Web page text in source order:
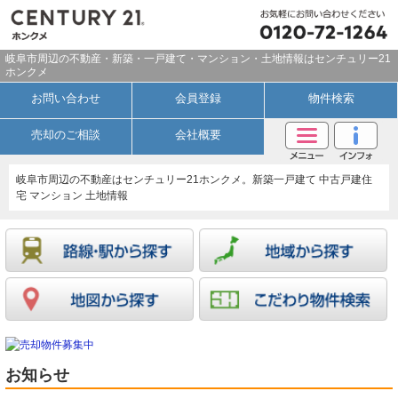
岐阜市周辺の不動産・新築・一戸建て・マンション・土地情報はセンチュリー21
ホンクメ
お問い合わせ 会員登録 物件検索
売却のご相談 会社概要
岐阜市周辺の不動産はセンチュリー21ホンクメ。新築一戸建て 中古戸建住
宅 マンション 土地情報
お知らせ